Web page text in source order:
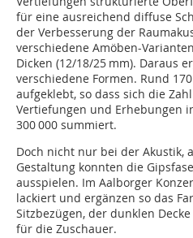
für eine ausreichend diffuse
der Verbesserung der
verschiedene Amöben-
Dicken (12/18/25 mm). Daraus
verschiedene Formen. Rund
aufgeklebt, so dass sich die
Vertiefungen und Erhebungen
300 000 summiert.
Doch nicht nur bei der Akustik,
Gestaltung konnten die
ausspielen. Im Aalborger
lackiert und ergänzen so das
Sitzbezügen, der dunklen
für die Zuschauer.